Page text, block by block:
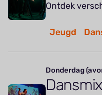
Ontdek
Jeugd
Donderdag